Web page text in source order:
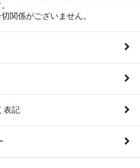
関係がございません。
表記